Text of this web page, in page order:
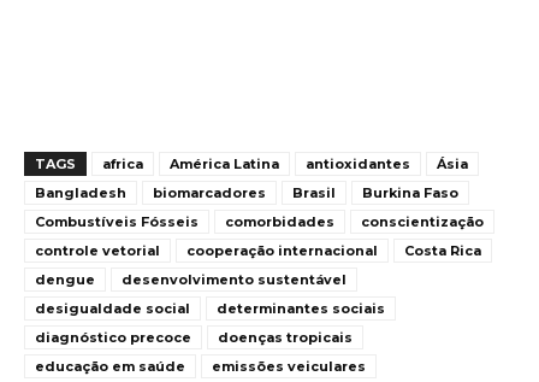
TAGS africa América Latina antioxidantes
Ásia
Bangladesh
biomarcadores Brasil
Burkina Faso
Combustíveis Fósseis
comorbidades
conscientização
controle vetorial
cooperação internacional
Costa Rica
dengue
desenvolvimento sustentável
desigualdade social
determinantes sociais
diagnóstico precoce
doenças tropicais
educação em saúde
emissões veiculares